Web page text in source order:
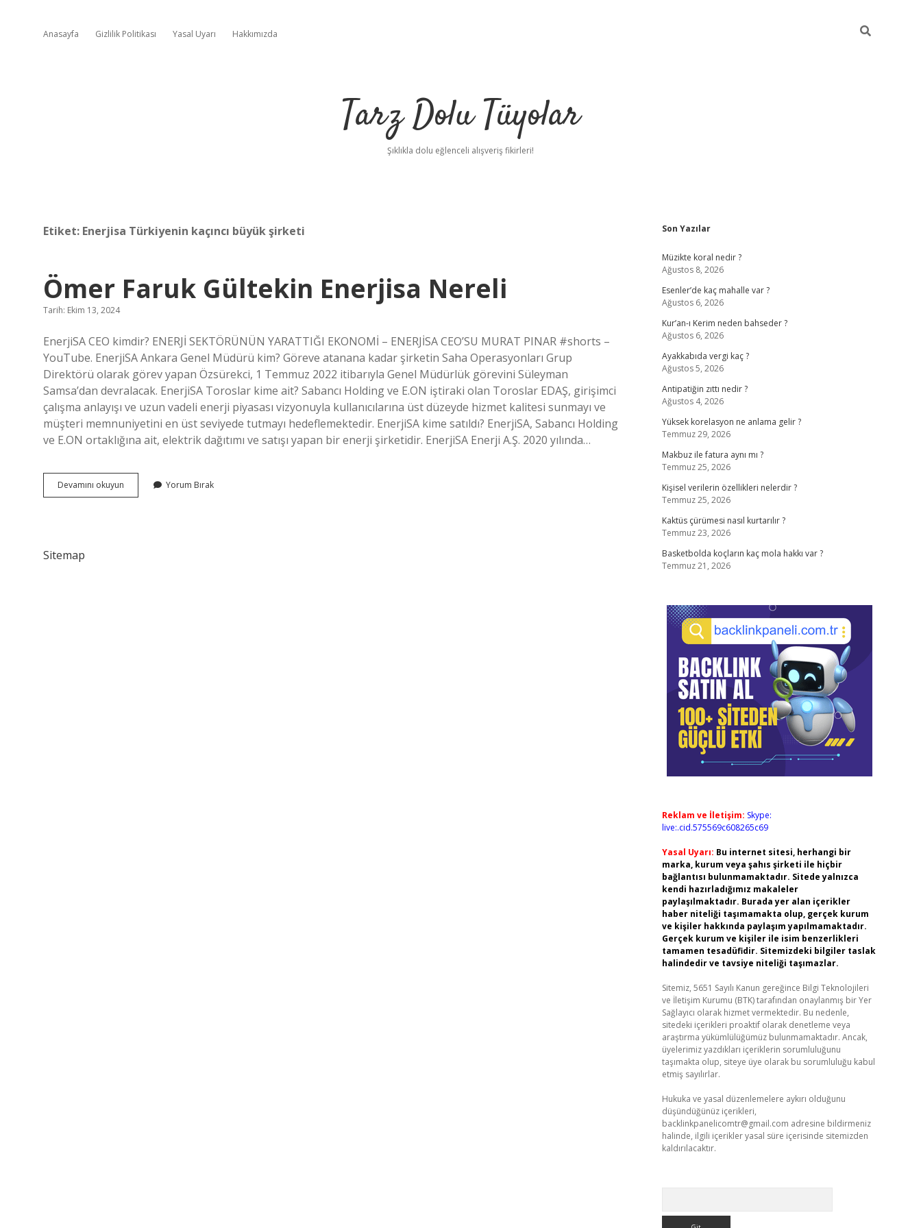
Anasayfa Gizlilik Politikası Yasal Uyarı Hakkımızda
Tarz Dolu Tüyolar
Şıklıkla dolu eğlenceli alışveriş fikirleri!
Etiket: Enerjisa Türkiyenin kaçıncı büyük şirketi
Ömer Faruk Gültekin Enerjisa Nereli
Tarih: Ekim 13, 2024
EnerjiSA CEO kimdir? ENERJİ SEKTÖRÜNÜN YARATTIĞI EKONOMİ – ENERJİSA CEO’SU MURAT PINAR #shorts –
YouTube. EnerjiSA Ankara Genel Müdürü kim? Göreve atanana kadar şirketin Saha Operasyonları Grup
Direktörü olarak görev yapan Özsürekci, 1 Temmuz 2022 itibarıyla Genel Müdürlük görevini Süleyman
Samsa’dan devralacak. EnerjiSA Toroslar kime ait? Sabancı Holding ve E.ON iştiraki olan Toroslar EDAŞ, girişimci
çalışma anlayışı ve uzun vadeli enerji piyasası vizyonuyla kullanıcılarına üst düzeyde hizmet kalitesi sunmayı ve
müşteri memnuniyetini en üst seviyede tutmayı hedeflemektedir. EnerjiSA kime satıldı? EnerjiSA, Sabancı Holding
ve E.ON ortaklığına ait, elektrik dağıtımı ve satışı yapan bir enerji şirketidir. EnerjiSA Enerji A.Ş. 2020 yılında…
Devamını okuyun
Faruk
Yorum Bırak
Sitemap
Sidebar
Son Yazılar
Müzikte koral nedir ?
Ağustos 8, 2026
Esenler’de kaç mahalle var ?
Ağustos 6, 2026
Kur’an-ı Kerim neden bahseder ?
Ağustos 6, 2026
Ayakkabıda vergi kaç ?
Ağustos 5, 2026
Antipatiğin zıttı nedir ?
Ağustos 4, 2026
Yüksek korelasyon ne anlama gelir ?
Temmuz 29, 2026
Makbuz ile fatura aynı mı ?
Temmuz 25, 2026
Kişisel verilerin özellikleri nelerdir ?
Temmuz 25, 2026
Kaktüs çürümesi nasıl kurtarılır ?
Temmuz 23, 2026
Basketbolda koçların kaç mola hakkı var ?
Temmuz 21, 2026
Reklam ve İletişim: Skype:
live:.cid.575569c608265c69
Yasal Uyarı: Bu internet sitesi, herhangi bir
marka, kurum veya şahıs şirketi ile hiçbir
bağlantısı bulunmamaktadır. Sitede yalnızca
kendi hazırladığımız makaleler
paylaşılmaktadır. Burada yer alan içerikler
haber niteliği taşımamakta olup, gerçek kurum
ve kişiler hakkında paylaşım yapılmamaktadır.
Gerçek kurum ve kişiler ile isim benzerlikleri
tamamen tesadüfidir. Sitemizdeki bilgiler taslak
halindedir ve tavsiye niteliği taşımazlar.
Sitemiz, 5651 Sayılı Kanun gereğince Bilgi Teknolojileri
ve İletişim Kurumu (BTK) tarafından onaylanmış bir Yer
Sağlayıcı olarak hizmet vermektedir. Bu nedenle,
sitedeki içerikleri proaktif olarak denetleme veya
araştırma yükümlülüğümüz bulunmamaktadır. Ancak,
üyelerimiz yazdıkları içeriklerin sorumluluğunu
taşımakta olup, siteye üye olarak bu sorumluluğu kabul
etmiş sayılırlar.
Hukuka ve yasal düzenlemelere aykırı olduğunu
düşündüğünüz içerikleri,
backlinkpanelicomtr@gmail.com adresine bildirmeniz
halinde, ilgili içerikler yasal süre içerisinde sitemizden
kaldırılacaktır.
hiltonbetilbet giriş yap